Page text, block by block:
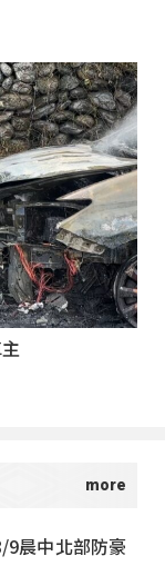
9晨中北部防豪